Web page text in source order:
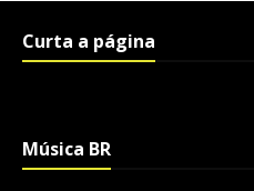
Curta a página
Música BR